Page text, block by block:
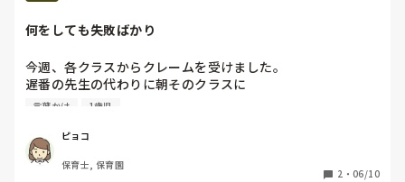
何をしても失敗ばかり
今週、各クラスからクレームを受けました。
遅番の先生の代わりに朝そのクラスに
入るのですが、私が入ると子ども達は支度をしない子が多い
もう一つは掃除が遅いこと。1歳児のクラスは15人以上い
て、机、イスの水拭き、床の清掃、布団敷き、エプロンや口
ふきタオルのゆすぎをしたりするんですが、手順も悪いのや
言葉かけ 1歳児
ピョコ
保育士, 保育園
2 ・ 06/10